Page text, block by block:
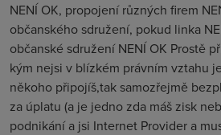
NENÍ OK, propojení různých firem
občanského sdružení, pokud linka
občanské sdružení NENÍ OK Prostě
kým nejsi v blízkém právním vztahu
někoho připojíš,tak samozřejmě
za úplatu (a je jedno zda máš zisk
podnikání a jsi Internet Provider a